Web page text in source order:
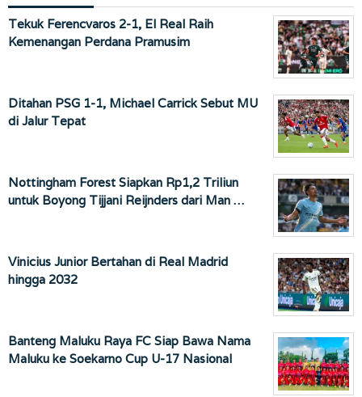
Tekuk Ferencvaros 2-1, El Real Raih
Kemenangan Perdana Pramusim
Ditahan PSG 1-1, Michael Carrick Sebut MU
di Jalur Tepat
Nottingham Forest Siapkan Rp1,2 Triliun
untuk Boyong Tijjani Reijnders dari Man …
Vinicius Junior Bertahan di Real Madrid
hingga 2032
Banteng Maluku Raya FC Siap Bawa Nama
Maluku ke Soekarno Cup U-17 Nasional